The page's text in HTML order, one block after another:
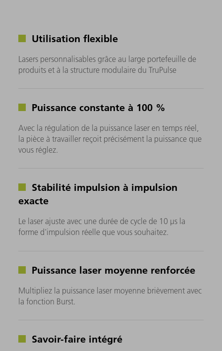
Utilisation flexible
Lasers personnalisables grâce au large portefeuille de
produits et à la structure modulaire du TruPulse
Puissance constante à 100 %
Avec la régulation de la puissance laser en temps réel,
la pièce à travailler reçoit précisément la puissance que
vous réglez.
Stabilité impulsion à impulsion
exacte
Le laser ajuste avec une durée de cycle de 10 μs la
forme d'impulsion réelle que vous souhaitez.
Puissance laser moyenne renforcée
Multipliez la puissance laser moyenne brièvement avec
la fonction Burst.
Savoir-faire intégré